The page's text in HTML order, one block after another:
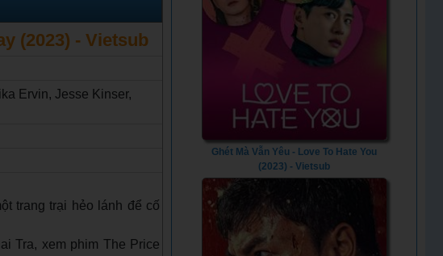
(2023) - Vietsub
Ervin, Jesse Kinser,
trang trại hẻo lánh để cố
Tra, xem phim The Price
Ghét Mà Vẫn Yêu - Love To Hate You
(2023) - Vietsub